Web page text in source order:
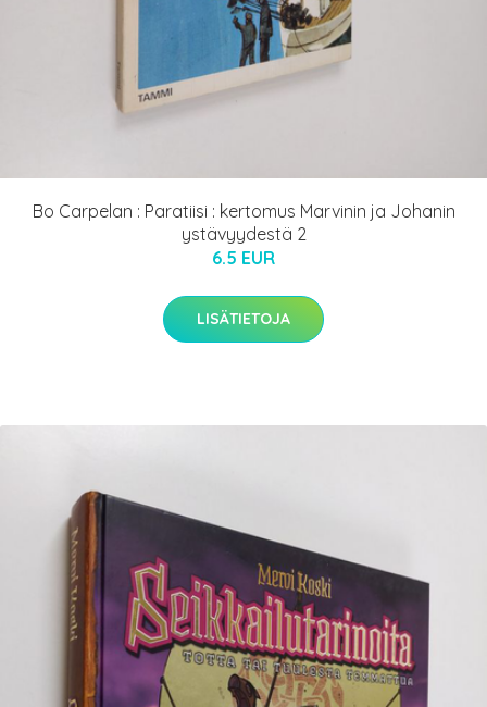
Bo Carpelan : Paratiisi : kertomus Marvinin ja Johanin
ystävyydestä 2
6.5 EUR
LISÄTIETOJA